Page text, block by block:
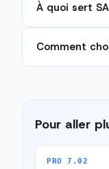
À quoi sert
Comment
Pour aller
PRO 7.02